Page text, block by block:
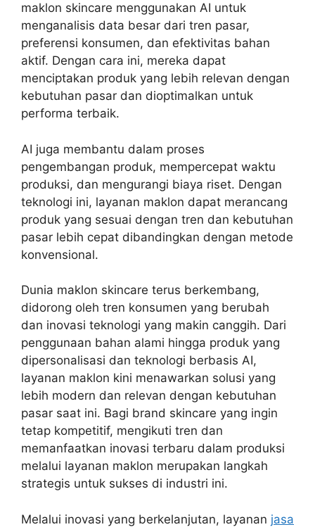
maklon skincare menggunakan AI untuk
menganalisis data besar dari tren pasar,
preferensi konsumen, dan efektivitas bahan
aktif. Dengan cara ini, mereka dapat
menciptakan produk yang lebih relevan dengan
kebutuhan pasar dan dioptimalkan untuk
performa terbaik.
AI juga membantu dalam proses
pengembangan produk, mempercepat waktu
produksi, dan mengurangi biaya riset. Dengan
teknologi ini, layanan maklon dapat merancang
produk yang sesuai dengan tren dan kebutuhan
pasar lebih cepat dibandingkan dengan metode
konvensional.
Dunia maklon skincare terus berkembang,
didorong oleh tren konsumen yang berubah
dan inovasi teknologi yang makin canggih. Dari
penggunaan bahan alami hingga produk yang
dipersonalisasi dan teknologi berbasis AI,
layanan maklon kini menawarkan solusi yang
lebih modern dan relevan dengan kebutuhan
pasar saat ini. Bagi brand skincare yang ingin
tetap kompetitif, mengikuti tren dan
memanfaatkan inovasi terbaru dalam produksi
melalui layanan maklon merupakan langkah
strategis untuk sukses di industri ini.
Melalui inovasi yang berkelanjutan, layanan jasa